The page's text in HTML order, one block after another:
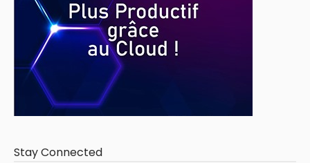
Stay Connected